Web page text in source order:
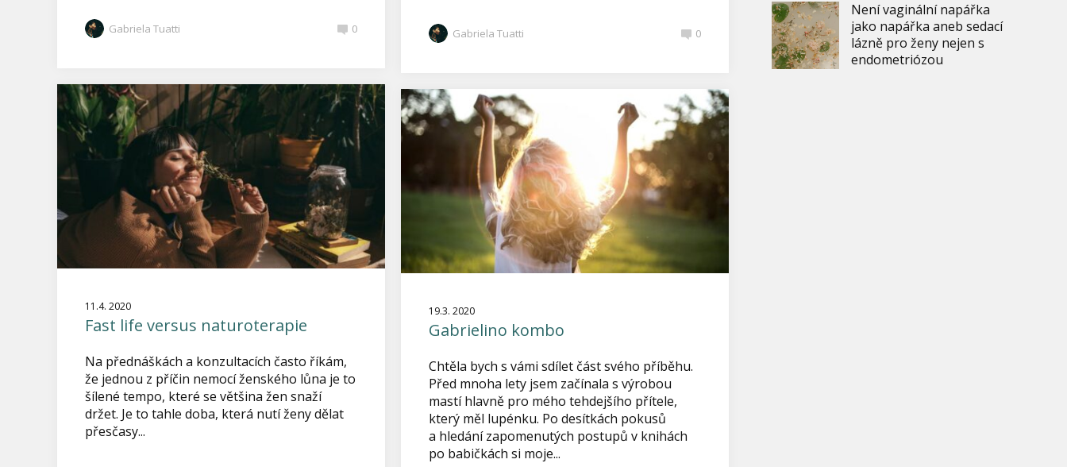
Gabriela Tuatti 0
Gabriela Tuatti 0
11.4. 2020
Fast life versus naturoterapie
Na přednáškách a konzultacích často říkám,
že jednou z příčin nemocí ženského lůna je to
šílené tempo, které se většina žen snaží
držet. Je to tahle doba, která nutí ženy dělat
přesčasy...
19.3. 2020
Gabrielino kombo
Chtěla bych s vámi sdílet část svého příběhu.
Před mnoha lety jsem začínala s výrobou
mastí hlavně pro mého tehdejšího přítele,
který měl lupénku. Po desítkách pokusů
a hledání zapomenutých postupů v knihách
po babičkách si moje...
Není vaginální napářka
jako napářka aneb sedací
lázně pro ženy nejen s
endometriózou